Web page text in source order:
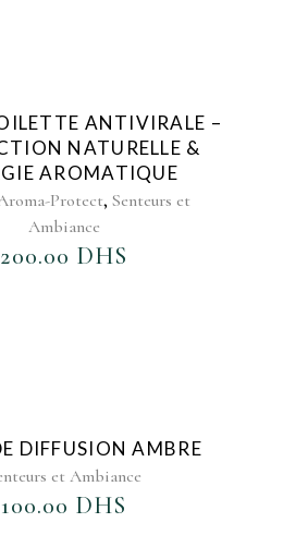
ANTIVIRALE –
NATURELLE &
AROMATIQUE
Protect, Senteurs et
Ambiance
200.00 DHS
DIFFUSION AMBRE
et Ambiance
100.00 DHS